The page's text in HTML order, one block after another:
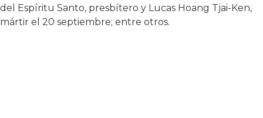
del Espíritu Santo, presbítero y Lucas Hoang Tjai-Ken,
mártir el 20 septiembre; entre otros.